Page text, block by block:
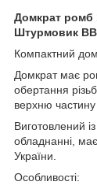
Домкрат ромб
Штурмовик
Компактний
Домкрат має
обертання
верхню
Виготовлений
обладнанні,
України.
Особливості: